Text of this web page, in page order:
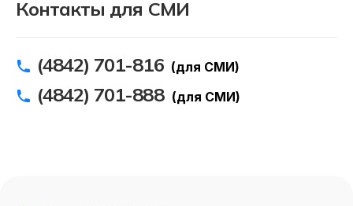
Контакты для СМИ
(4842) 701-816 (для СМИ)
(4842) 701-888 (для СМИ)